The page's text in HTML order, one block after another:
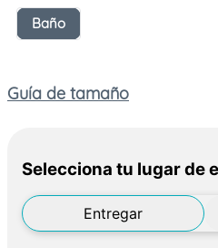
Baño
Guía de tamaño
Selecciona tu lugar de
Entregar